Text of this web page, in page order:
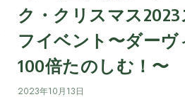
ク・クリスマス
フイベント〜ダーヴ
100倍たのしむ！〜
2023年10月13日